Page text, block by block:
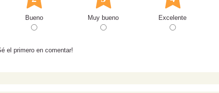
Bueno Muy bueno Excelente
el primero en comentar!